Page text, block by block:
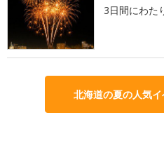
3日間にわた
北海道の夏の人気